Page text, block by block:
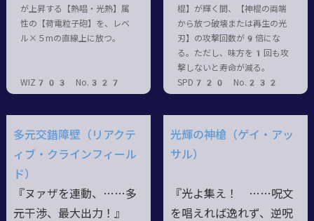
が上昇する【熱唱・光熱】属
性の【荷電粒子砲】を、レベ
ル×５mの直線上に放つ。
WIZ703 No.327
棍】が輝く間、【神棍の両端
から放つ破壊または再生の光
刃】の攻撃回数が9倍にな
る。ただし、味方を1回も攻
撃しないと寿命が減る。
SPD720 No.232
多元交錯障壁（リアクテ
ィブ・クラインフィール
ド）
『ヌァザを連動、……多
元干渉、最大出力！』
光輝の神槍（ゲイ・アッ
サル）
『光よ集え！ ……呪文
を唱えれば逸れず、逆呪